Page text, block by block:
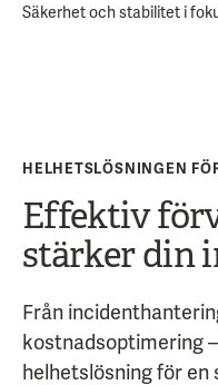
Säkerhet och stabilitet i
HELHETSLÖSNINGEN
Effektiv
stärker din
Från
kostnadsoptimering
helhetslösning för en